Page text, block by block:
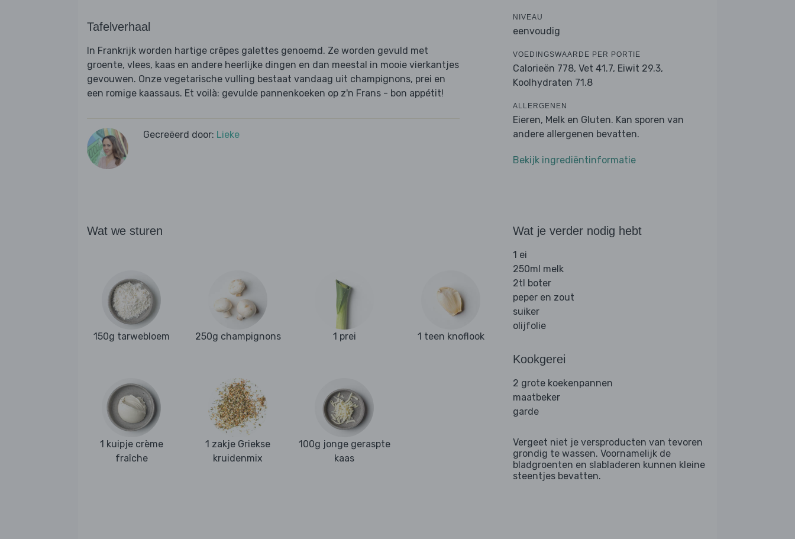
Tafelverhaal
In Frankrijk worden hartige crêpes galettes genoemd. Ze worden gevuld met
groente, vlees, kaas en andere heerlijke dingen en dan meestal in mooie vierkantjes
gevouwen. Onze vegetarische vulling bestaat vandaag uit champignons, prei en
een romige kaassaus. Et voilà: gevulde pannenkoeken op z'n Frans - bon appétit!
Gecreëerd door: Lieke
NIVEAU
eenvoudig
VOEDINGSWAARDE PER PORTIE
Calorieën 778, Vet 41.7, Eiwit 29.3,
Koolhydraten 71.8
ALLERGENEN
Eieren, Melk en Gluten. Kan sporen van
andere allergenen bevatten.
Bekijk ingrediëntinformatie
Wat we sturen
150g tarwebloem 250g champignons 1 prei 1 teen knoflook
1 kuipje crème
fraîche
1 zakje Griekse
kruidenmix
100g jonge geraspte
kaas
Wat je verder nodig hebt
1 ei
250ml melk
2tl boter
peper en zout
suiker
olijfolie
Kookgerei
2 grote koekenpannen
maatbeker
garde
Vergeet niet je versproducten van tevoren
grondig te wassen. Voornamelijk de
bladgroenten en slabladeren kunnen kleine
steentjes bevatten.